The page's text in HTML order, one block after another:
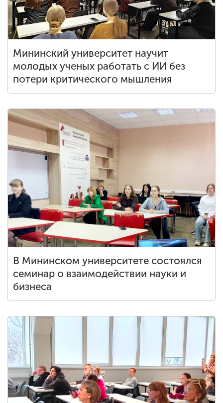
Мининский университет научит
молодых ученых работать с ИИ без
потери критического мышления
В Мининском университете состоялся
семинар о взаимодействии науки и
бизнеса